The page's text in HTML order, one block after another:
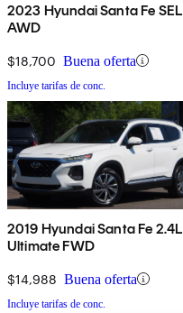
2023 Hyundai Santa Fe SEL
AWD
$18,700 Buena oferta
Incluye tarifas de conc.
2019 Hyundai Santa Fe 2.4L
Ultimate FWD
$14,988 Buena oferta
Incluye tarifas de conc.